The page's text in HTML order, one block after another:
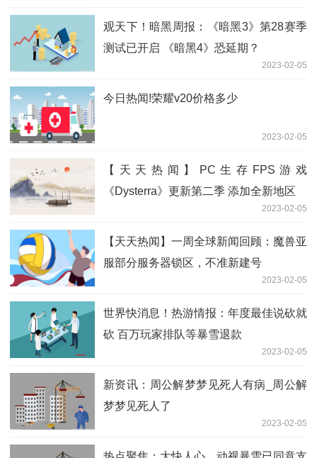
观天下！暗黑周报：《暗黑3》第28赛季
测试已开启 《暗黑4》恐延期？
2023-02-05
今日热闻!荣耀v20价格多少
2023-02-05
【天天热闻】PC生存FPS游戏
《Dysterra》更新第二季 添加全新地区
2023-02-05
【天天热闻】一周全球新闻回顾：魔兽亚
服部分服务器锁区，不准新建号
2023-02-05
世界快消息！热游情报：年度最佳说砍就
砍 百万玩家排队等暴雪退款
2023-02-05
新资讯：周公解梦梦见死人有病_周公解
梦梦见死人了
2023-02-05